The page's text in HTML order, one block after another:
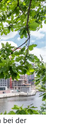
bei der